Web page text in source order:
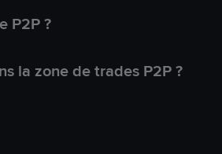
P2P ?
la zone de trades P2P ?